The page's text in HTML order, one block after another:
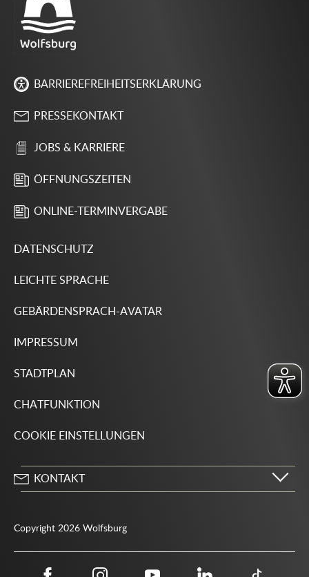
BARRIEREFREIHEITSERKLÄRUNG
PRESSEKONTAKT
JOBS & KARRIERE
ÖFFNUNGSZEITEN
ONLINE-TERMINVERGABE
DATENSCHUTZ
LEICHTE SPRACHE
GEBÄRDENSPRACH-AVATAR
IMPRESSUM
STADTPLAN
CHATFUNKTION
COOKIE EINSTELLUNGEN
KONTAKT
Copyright 2026 Wolfsburg